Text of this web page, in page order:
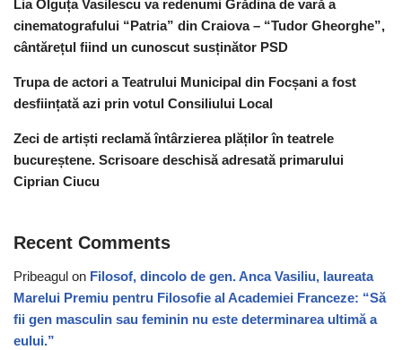
Lia Olguța Vasilescu va redenumi Grădina de vară a
cinematografului “Patria” din Craiova – “Tudor Gheorghe”,
cântărețul fiind un cunoscut susținător PSD
Trupa de actori a Teatrului Municipal din Focșani a fost
desființată azi prin votul Consiliului Local
Zeci de artiști reclamă întârzierea plăților în teatrele
bucureștene. Scrisoare deschisă adresată primarului
Ciprian Ciucu
Recent Comments
Pribeagul on Filosof, dincolo de gen. Anca Vasiliu, laureata
Marelui Premiu pentru Filosofie al Academiei Franceze: “Să
fii gen masculin sau feminin nu este determinarea ultimă a
eului.”